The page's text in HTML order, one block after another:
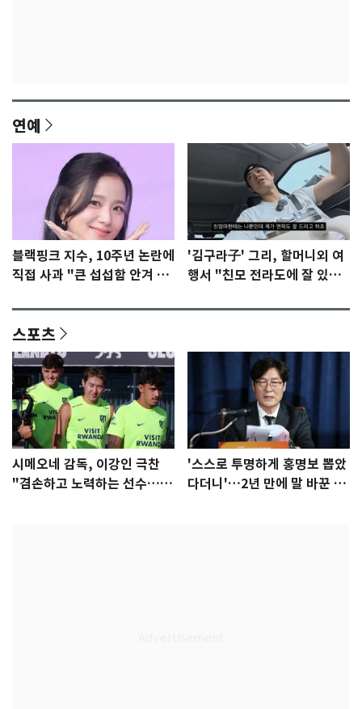
연예
블랙핑크 지수, 10주년 논란에
직접 사과 "큰 섭섭함 안겨 미
'김구라子' 그리, 할머니외 여
행서 "친모 전라도에 잘 있
스포츠
시메오네 감독, 이강인 극찬
"겸손하고 노력하는 선수…좋
'스스로 투명하게 홍명보 뽑았
다더니'…2년 만에 말 바꾼 이